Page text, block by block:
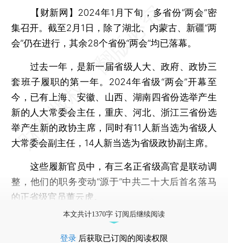
【财新网】 2024年1月下旬，多省份“两会”密
集召开。截至2月1日，除了湖北、内蒙古、新疆“两
会”仍在进行，其余28个省份“两会”均已落幕。
过去一年，是新一届省级人大、政府、政协三
套班子履职的第一年。2024年省级“两会”开幕至
今，已有上海、安徽、山西、湖南四省份选举产生
新的人大常委会主任，重庆、河北、浙江三省份选
举产生新的政协主席，同时有11人新当选为省级人
大常委会副主任，14人新当选为省级政协副主席。
这些履新官员中，有三名正省级高官是联动调
整，他们的职务变动“源于”中共二十大后首名落马
的正省级官员董云虎。
本文共计1370字 订阅后继续阅读
登录 后获取已订阅的阅读权限